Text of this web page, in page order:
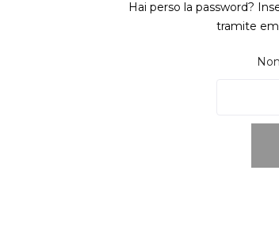
Hai perso la password?
tramite